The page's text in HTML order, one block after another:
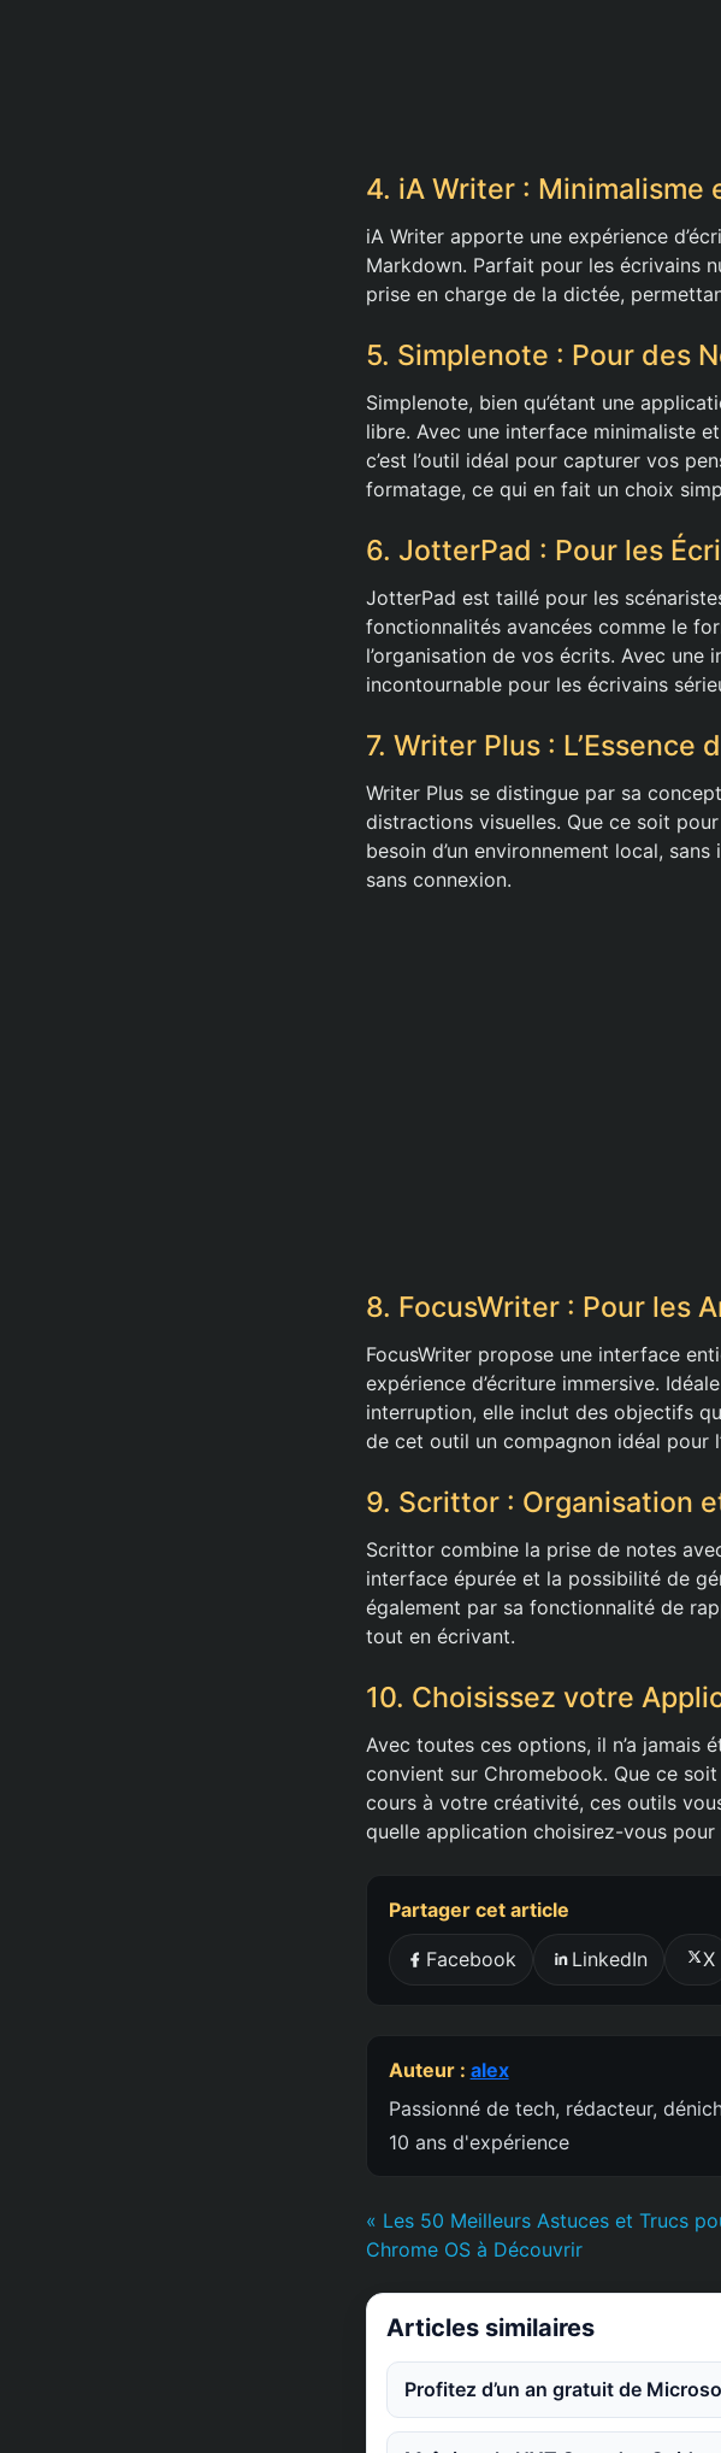
4. iA Writer : Minimalisme
iA Writer apporte une expérience
Markdown. Parfait pour les écrivains
prise en charge de la dictée,
5. Simplenote : Pour des
Simplenote, bien qu’étant une
libre. Avec une interface minimaliste
c’est l’outil idéal pour capturer vos
formatage, ce qui en fait un choix
6. JotterPad : Pour les
JotterPad est taillé pour les
fonctionnalités avancées comme le
l’organisation de vos écrits. Avec
incontournable pour les écrivains
7. Writer Plus : L’Essence
Writer Plus se distingue par sa
distractions visuelles. Que ce soit
besoin d’un environnement local,
sans connexion.
8. FocusWriter : Pour les
FocusWriter propose une interface
expérience d’écriture immersive.
interruption, elle inclut des objectifs
de cet outil un compagnon idéal pour
9. Scrittor : Organisation
Scrittor combine la prise de notes
interface épurée et la possibilité de
également par sa fonctionnalité de
tout en écrivant.
10. Choisissez votre
Avec toutes ces options, il n’a jamais
convient sur Chromebook. Que ce
cours à votre créativité, ces outils
quelle application choisirez-vous
Partager cet article
Facebook LinkedIn X
Auteur : alex
Passionné de tech, rédacteur,
10 ans d'expérience
« Les 50 Meilleurs Astuces et Trucs
Chrome OS à Découvrir
Articles similaires
Profitez d’un an gratuit de